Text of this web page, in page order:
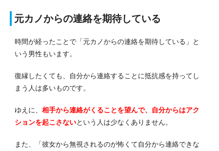
元カノからの連絡を期待している
時間が経ったことで「元カノからの連絡を期待している」と
いう男性もいます。
復縁したくても、自分から連絡することに抵抗感を持ってし
まう人は多いものです。
ゆえに、 相手から連絡がくることを望んで、自分からはアク
ションを起こさないという人は少なくありません。
また、「彼女から無視されるのが怖くて自分から連絡できな